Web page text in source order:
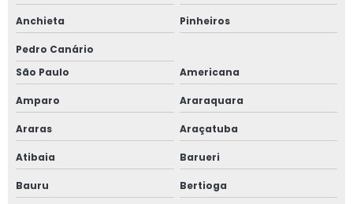
Anchieta Pinheiros
Pedro Canário
São Paulo
Americana
Amparo Araraquara
Araras Araçatuba
Atibaia Barueri
Bauru Bertioga